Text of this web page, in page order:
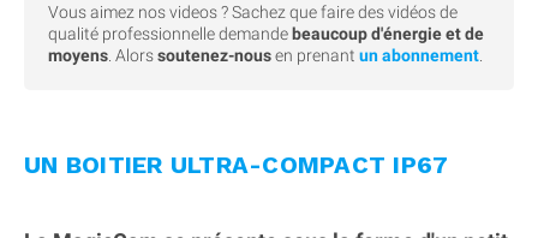
Vous aimez nos videos ? Sachez que faire des vidéos de
qualité professionnelle demande beaucoup d'énergie et de
moyens . Alorssoutenez-nousen prenant un abonnement
UN BOITIER ULTRA-COMPACT IP67